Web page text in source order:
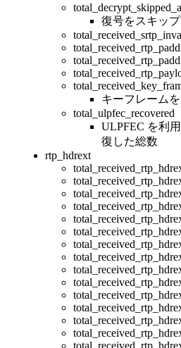
復号をスキッ
キーフレーム
total_ulpfec_recovered
ULPFEC を利
復した総数
rtp_hdrext